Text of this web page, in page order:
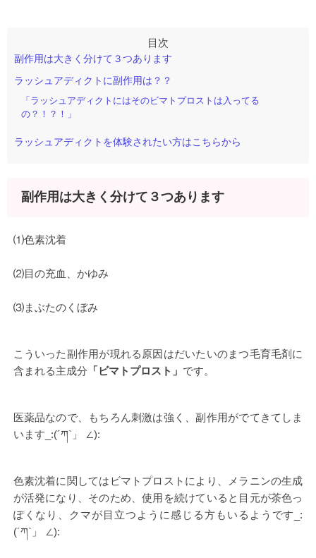
副作用は大きく分けて３つあります
ラッシュアディクトに副作用は？？
「ラッシュアディクトにはそのビマトプロストは入ってる
の？！？！」
ラッシュアディクトを体験されたい方はこちらから
副作用は大きく分けて３つあります
⑴色素沈着
⑵目の充血、かゆみ
⑶まぶたのくぼみ
こういった副作用が現れる原因はだいたいのまつ毛育毛剤に
含まれる主成分 「ビマトプロスト」 です。
医薬品なので、もちろん刺激は強く、副作用がでてきてしま
います_:(´ཀ`」 ∠):
色素沈着に関してはビマトプロストにより、メラニンの生成
が活発になり、そのため、使用を続けていると目元が茶色っ
ぽくなり、クマが目立つように感じる方もいるようです_:
(´ཀ`」 ∠):